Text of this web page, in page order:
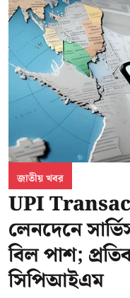
জাতীয় খবর
UPI
লেনদেনে
বিল পাশ;
সিপিআইএম